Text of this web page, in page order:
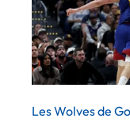
Les Wolves de